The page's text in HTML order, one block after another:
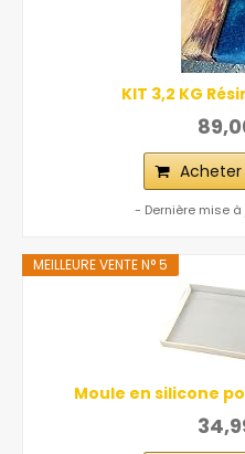
KIT 3,2 KG
Acheter
- Dernière mise
MEILLEURE VENTE N° 5
Moule en silicone